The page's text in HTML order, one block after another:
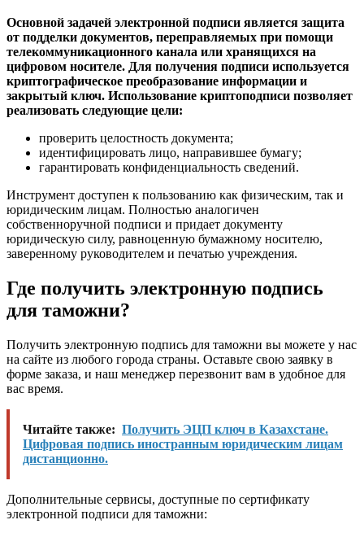
Основной задачей электронной подписи является защита
от подделки документов, переправляемых при помощи
телекоммуникационного канала или хранящихся на
цифровом носителе. Для получения подписи используется
криптографическое преобразование информации и
закрытый ключ. Использование криптоподписи позволяет
реализовать следующие цели:
проверить целостность документа;
идентифицировать лицо, направившее бумагу;
гарантировать конфиденциальность сведений.
Инструмент доступен к пользованию как физическим, так и
юридическим лицам. Полностью аналогичен
собственноручной подписи и придает документу
юридическую силу, равноценную бумажному носителю,
заверенному руководителем и печатью учреждения.
Где получить электронную подпись
для таможни?
Получить электронную подпись для таможни вы можете у нас
на сайте из любого города страны. Оставьте свою заявку в
форме заказа, и наш менеджер перезвонит вам в удобное для
вас время.
Читайте также: Получить ЭЦП ключ в Казахстане.
Цифровая подпись иностранным юридическим лицам
дистанционно.
Дополнительные сервисы, доступные по сертификату
электронной подписи для таможни: